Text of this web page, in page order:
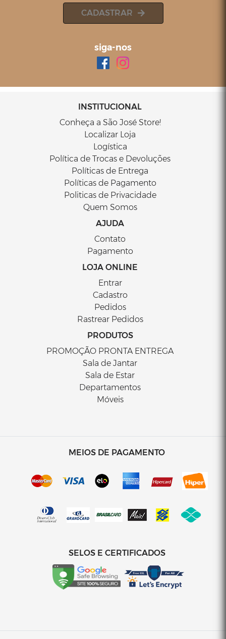
Orçamento por E-mail
ESTOFADO ONLY - SÃO JOSÉ STORE
Orçamento por Whatsapp
Orçamento por E-mail
Orçamento por Whatsapp
Orçamento por E-mail
CADASTRAR
siga-nos
INSTITUCIONAL
Conheça a São José Store!
Localizar Loja
Logística
Política de Trocas e Devoluções
Políticas de Entrega
Políticas de Pagamento
Politicas de Privacidade
Quem Somos
AJUDA
Contato
Pagamento
LOJA ONLINE
Entrar
Cadastro
Pedidos
Rastrear Pedidos
PRODUTOS
PROMOÇÃO PRONTA ENTREGA
Sala de Jantar
Sala de Estar
Departamentos
Móveis
MEIOS DE PAGAMENTO
SELOS E CERTIFICADOS